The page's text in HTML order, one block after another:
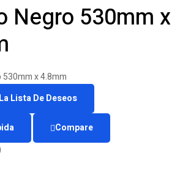
Negro 530mm x
Lista De Deseos
Compare